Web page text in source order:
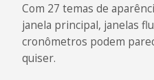
Com 27 temas de
janela principal, janelas
cronômetros podem
quiser.